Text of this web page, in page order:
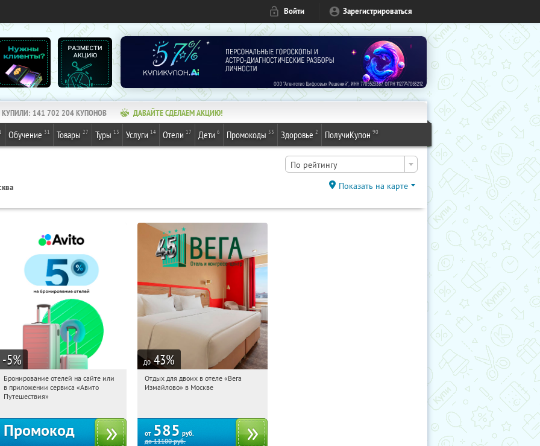
Войти Зарегистрироваться
КУПИЛИ: 141 702 204КУПОНОВ ДАВАЙТЕ СДЕЛАЕМ АКЦИЮ!
1 Обучение 31 Товары 27 Туры 13 Услуги 14 Отели 17 Дети 6 Промокоды 53 Здоровье 2 ПолучиКупон 90
По рейтингу
Показать на карте
-5%
07:41:34
Получи первым!
Россия
Бронирование отелей на сайте или
в приложении сервиса «Авито
Путешествия»
Промокод
до 43%
07:41:34 Купили:
Отдых для двоих в отеле «Вега
Измайлово» в Москве
от 585 руб.
до11100руб.